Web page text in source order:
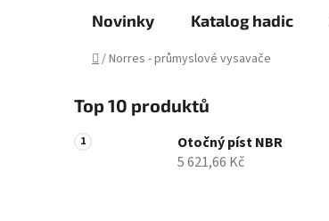
Novinky Katalog hadic
Domů
/Norres - průmyslové vysavače
o
s
t
Top 10 produktů
Otočný píst NBR
5 621,66 Kč